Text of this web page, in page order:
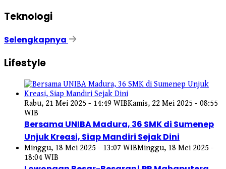
Teknologi
Selengkapnya
Lifestyle
Rabu, 21 Mei 2025 - 14:49 WIBKamis, 22 Mei 2025 - 08:55
WIB
Bersama UNIBA Madura, 36 SMK di Sumenep
Unjuk Kreasi, Siap Mandiri Sejak Dini
Minggu, 18 Mei 2025 - 13:07 WIBMinggu, 18 Mei 2025 -
18:04 WIB